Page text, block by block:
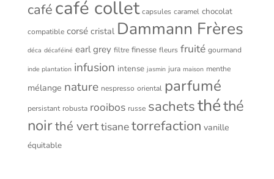
café café collet capsules caramel chocolat
compatible corsé cristal Dammann Frères
déca décaféiné earl grey filtre finesse fleurs fruité gourmand
inde plantation infusion intense jasmin jura maison menthe
mélange nature nespresso oriental parfumé
persistant robusta rooibos russe sachetsthéthé
noirthé verttisanetorrefaction vanille
équitable